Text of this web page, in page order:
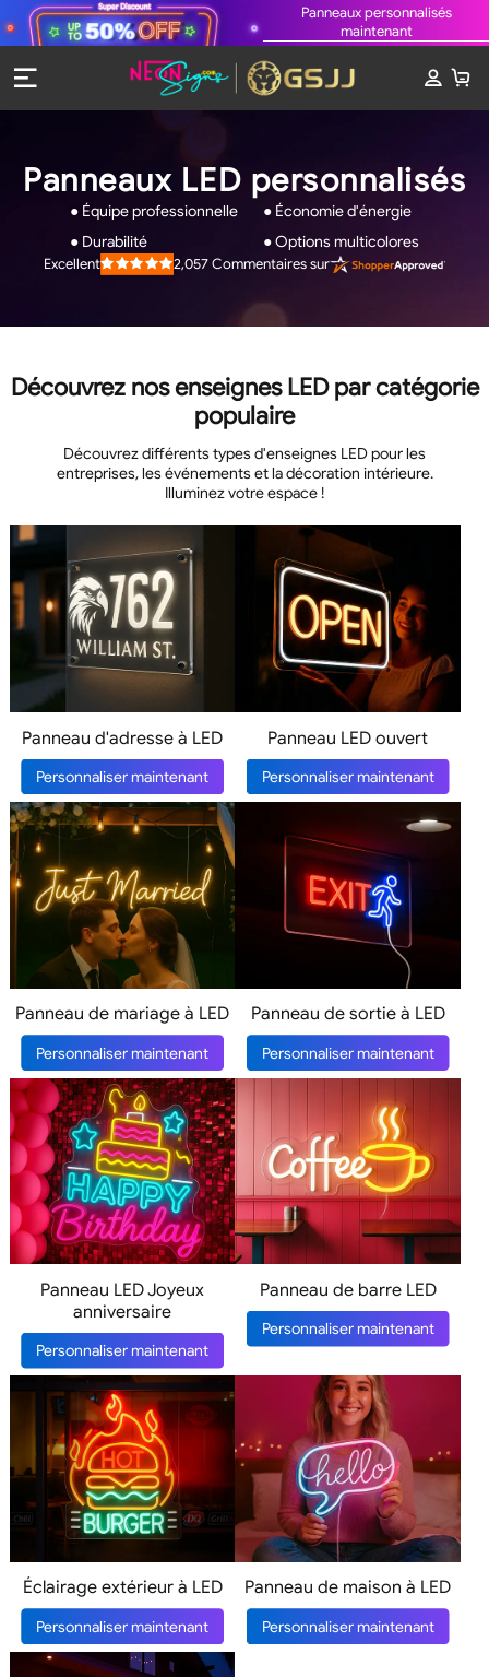
Panneaux personnalisés
maintenant
Panneaux LED personnalisés
● Équipe professionnelle
● Économie d'énergie
● Durabilité
● Options multicolores
Noté
Excellent 2,057 Commentaires sur
Découvrez nos enseignes LED par catégorie
populaire
Découvrez différents types d'enseignes LED pour les
entreprises, les événements et la décoration intérieure.
Illuminez votre espace !
Panneau d'adresse à LED
Personnaliser maintenant
Panneau LED ouvert
Personnaliser maintenant
Panneau de mariage à LED
Personnaliser maintenant
Panneau de sortie à LED
Personnaliser maintenant
Panneau LED Joyeux
anniversaire
Personnaliser maintenant
Panneau de barre LED
Personnaliser maintenant
Éclairage extérieur à LED
Personnaliser maintenant
Panneau de maison à LED
Personnaliser maintenant